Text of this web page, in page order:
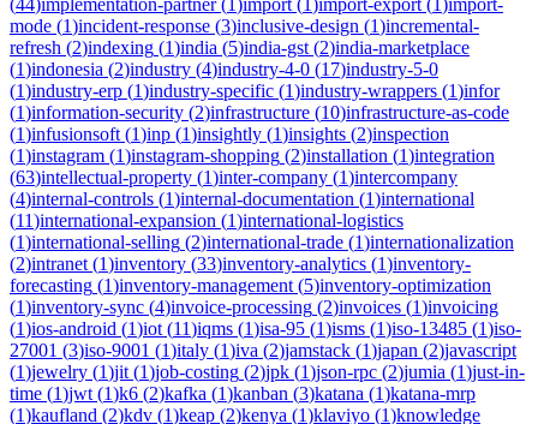
mode (1)incident-response (3)inclusive-design (1)incremental-
refresh (2)indexing (1)india (5)india-gst (2)india-marketplace
(1)indonesia (2)industry (4)industry-4-0 (17)industry-5-0
(1)industry-erp (1)industry-specific (1)industry-wrappers (1)infor
(1)information-security (2)infrastructure (10)infrastructure-as-code
(1)infusionsoft (1)inp (1)insightly (1)insights (2)inspection
(1)instagram (1)instagram-shopping (2)installation (1)integration
(63)intellectual-property (1)inter-company (1)intercompany
(4)internal-controls (1)internal-documentation (1)international
(11)international-expansion (1)international-logistics
(1)international-selling (2)international-trade (1)internationalization
(2)intranet (1)inventory (33)inventory-analytics (1)inventory-
forecasting (1)inventory-management (5)inventory-optimization
(1)inventory-sync (4)invoice-processing (2)invoices (1)invoicing
(1)ios-android (1)iot (11)iqms (1)isa-95 (1)isms (1)iso-13485 (1)iso-
27001 (3)iso-9001 (1)italy (1)iva (2)jamstack (1)japan (2)javascript
(1)jewelry (1)jit (1)job-costing (2)jpk (1)json-rpc (2)jumia (1)just-in-
time (1)jwt (1)k6 (2)kafka (1)kanban (3)katana (1)katana-mrp
(1)kaufland (2)kdv (1)keap (2)kenya (1)klaviyo (1)knowledge